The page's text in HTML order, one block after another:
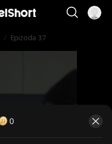
/ Epizoda 37
0